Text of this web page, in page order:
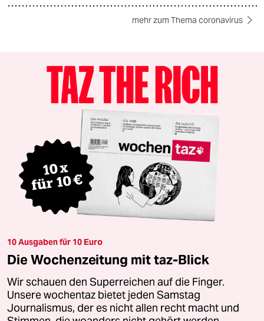
mehr zum Thema coronavirus
10 Ausgaben für 10 Euro
Die Wochenzeitung mit taz-Blick
Wir schauen den Superreichen auf die Finger.
Unsere wochentaz bietet jeden Samstag
Journalismus, der es nicht allen recht macht und